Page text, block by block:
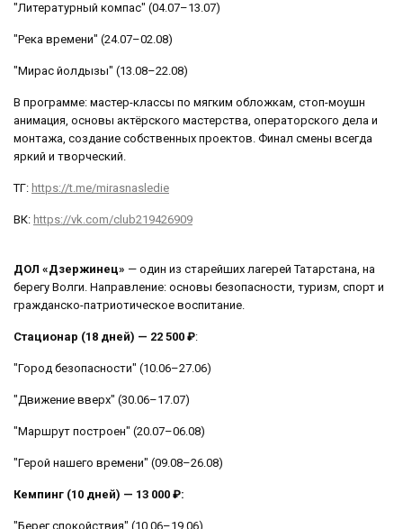
"Литературный компас" (04.07–13.07)
"Река времени" (24.07–02.08)
"Мирас йолдызы" (13.08–22.08)
В программе: мастер-классы по мягким обложкам, стоп-моушн
анимация, основы актёрского мастерства, операторского дела и
монтажа, создание собственных проектов. Финал смены всегда
яркий и творческий.
ТГ: https://t.me/mirasnasledie
ВК: https://vk.com/club219426909
ДОЛ «Дзержинец» — один из старейших лагерей Татарстана, на
берегу Волги. Направление: основы безопасности, туризм, спорт и
гражданско-патриотическое воспитание.
Стационар (18 дней) — 22 500 ₽:
"Город безопасности" (10.06–27.06)
"Движение вверх" (30.06–17.07)
"Маршрут построен" (20.07–06.08)
"Герой нашего времени" (09.08–26.08)
Кемпинг (10 дней) — 13 000 ₽:
"Берег спокойствия" (10.06–19.06)